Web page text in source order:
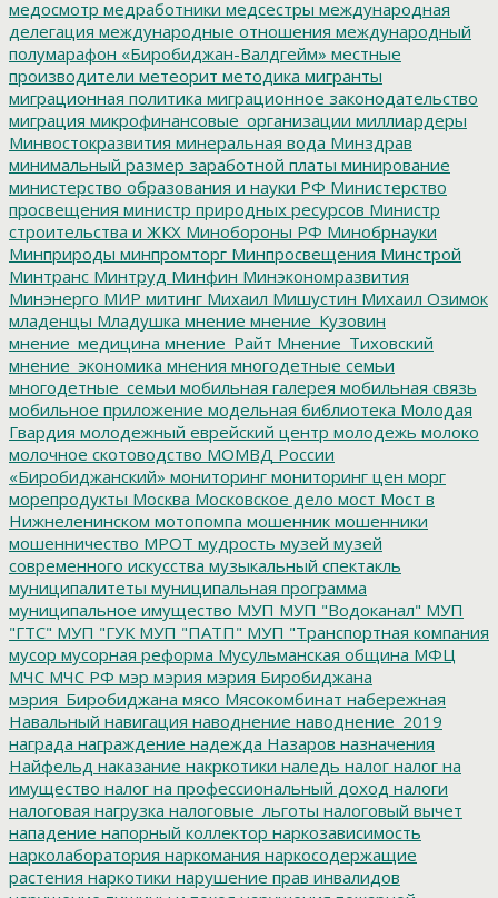
медосмотр медработники медсестры международная
делегация международные отношения международный
полумарафон «Биробиджан-Валдгейм» местные
производители метеорит методика мигранты
миграционная политика миграционное законодательство
миграция микрофинансовые_организации миллиардеры
Минвостокразвития минеральная вода Минздрав
минимальный размер заработной платы минирование
министерство образования и науки РФ Министерство
просвещения министр природных ресурсов Министр
строительства и ЖКХ Минобороны РФ Минобрнауки
Минприроды минпромторг Минпросвещения Минстрой
Минтранс Минтруд Минфин Минэкономразвития
Минэнерго МИР митинг Михаил Мишустин Михаил Озимок
младенцы Младушка мнение мнение_Кузовин
мнение_медицина мнение_Райт Мнение_Тиховский
мнение_экономика мнения многодетные семьи
многодетные_семьи мобильная галерея мобильная связь
мобильное приложение модельная библиотека Молодая
Гвардия молодежный еврейский центр молодежь молоко
молочное скотоводство МОМВД России
«Биробиджанский» мониторинг мониторинг цен морг
морепродукты Москва Московское дело мост Мост в
Нижнеленинском мотопомпа мошенник мошенники
мошенничество МРОТ мудрость музей музей
современного искусства музыкальный спектакль
муниципалитеты муниципальная программа
муниципальное имущество МУП МУП "Водоканал" МУП
"ГТС" МУП "ГУК МУП "ПАТП" МУП "Транспортная компания
мусор мусорная реформа Мусульманская община МФЦ
МЧС МЧС РФ мэр мэрия мэрия Биробиджана
мэрия_Биробиджана мясо Мясокомбинат набережная
Навальный навигация наводнение наводнение_2019
награда награждение надежда Назаров назначения
Найфельд наказание накркотики наледь налог налог на
имущество налог на профессиональный доход налоги
налоговая нагрузка налоговые_льготы налоговый вычет
нападение напорный коллектор наркозависимость
нарколаборатория наркомания наркосодержащие
растения наркотики нарушение прав инвалидов